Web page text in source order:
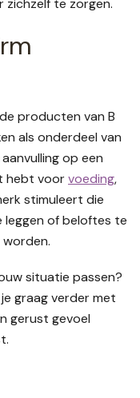
zichzelf te zorgen.
producten van B
als onderdeel van
op een
hebt voorvoeding,
stimuleert die
leggen of beloftes te
situatie passen?
graag verder met
gerust gevoel